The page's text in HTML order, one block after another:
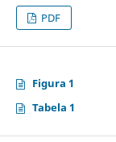
PDF
Figura 1
Tabela 1